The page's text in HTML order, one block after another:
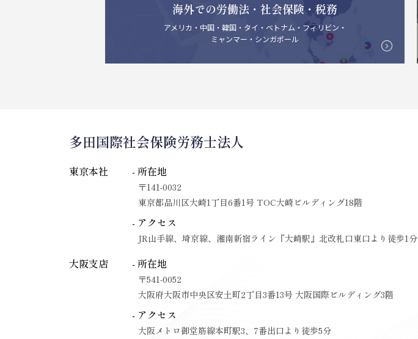
海外での労働法・社会保険・税務
アメリカ・中国・韓国・タイ・ベトナム・フィリビン・
ミャンマー・シンガポール
多田国際社会保険労務士法人
東京本社 - 所在地
〒141-0032
東京都品川区大崎1丁目6番1号 TOC大崎ビルディング18階
- アクセス
JR山手線、埼京線、湘南新宿ライン『大崎駅』北改札口東口より徒歩1分
大阪支店 - 所在地
〒541-0052
大阪府大阪市中央区安土町2丁目3番13号 大阪国際ビルディング3階
- アクセス
大阪メトロ御堂筋線本町駅3、7番出口より徒歩5分